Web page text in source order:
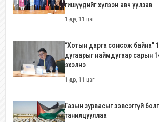
гишүүдийг хүлээн авч уулзав
1 өдөр, 11 цаг
“Хотын дарга сонсож байна”
дугаарыг наймдугаар сарын
эхэлнэ
1 өдөр, 11 цаг
Газын зурвасыг зэвсэггүй болгох
танилцууллаа